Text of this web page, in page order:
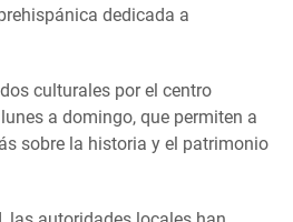
dedicada a
culturales por el centro
a domingo, que permiten a
sobre la historia y el patrimonio